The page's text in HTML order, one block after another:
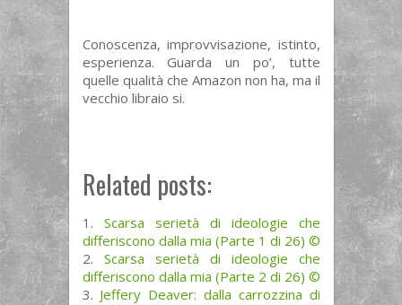
Conoscenza, improvvisazione, istinto,
esperienza. Guarda un po’, tutte
quelle qualità che Amazon non ha, ma il
vecchio libraio si.
Related posts:
Scarsa serietà di ideologie che
differiscono dalla mia (Parte 1 di 26) ©
Scarsa serietà di ideologie che
differiscono dalla mia (Parte 2 di 26) ©
Jeffery Deaver: dalla carrozzina di